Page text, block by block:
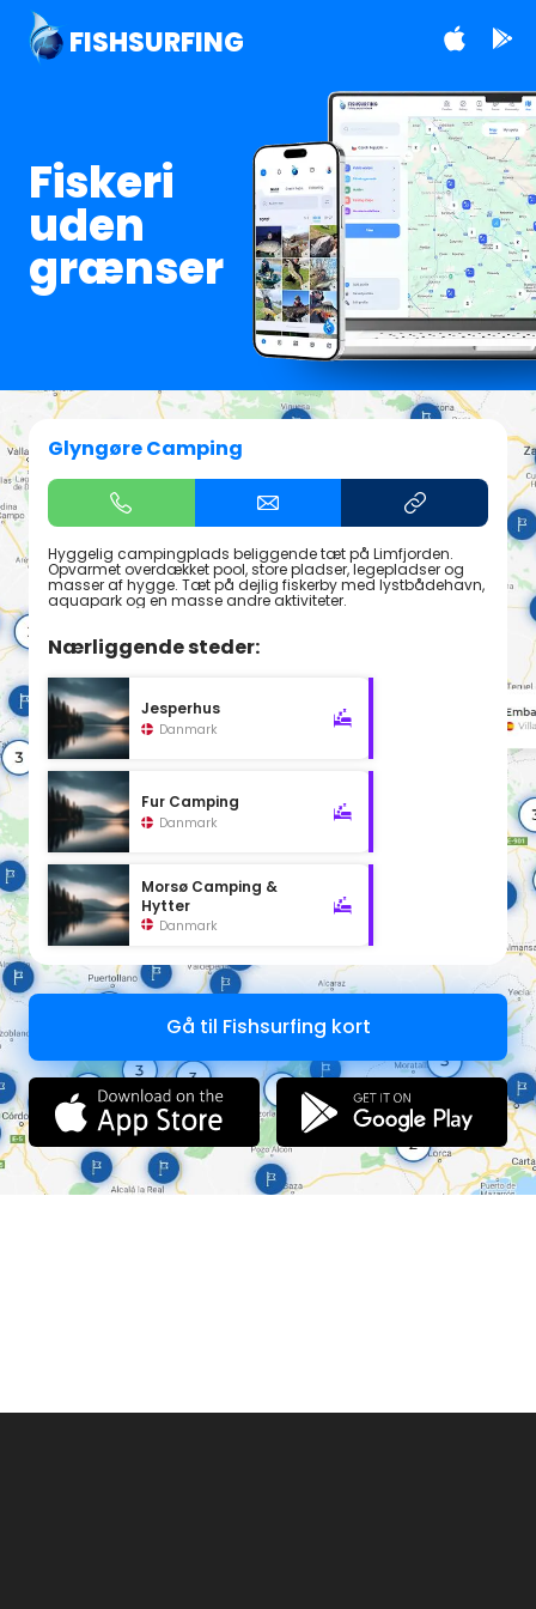
FISHSURFING
Fiskeri
uden
grænser
Glyngøre Camping
Hyggelig campingplads beliggende tæt på Limfjorden.
Opvarmet overdækket pool, store pladser, legepladser og
masser af hygge. Tæt på dejlig fiskerby med lystbådehavn,
aquapark og en masse andre aktiviteter.
Nærliggende steder:
Jesperhus
Danmark
Fur Camping
Danmark
Morsø Camping &
Hytter
Danmark
Gå til Fishsurfing kort